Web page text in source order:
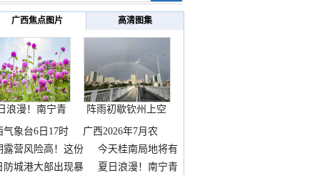
广西焦点图片 高清图集
浪漫！南宁青
秀山
阵雨初歇钦州上空
邂逅
气象台6日17时
广西2026年7月农
露营风险高！这份
今天桂南局地将有
防城港大部出现暴 夏日浪漫！南宁青